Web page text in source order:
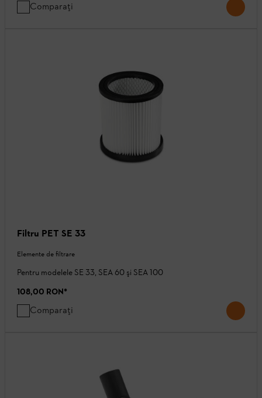
Comparați
Filtru PET SE 33
Elemente de filtrare
Pentru modelele SE 33, SEA 60 şi SEA 100
108,00 RON*
Comparați